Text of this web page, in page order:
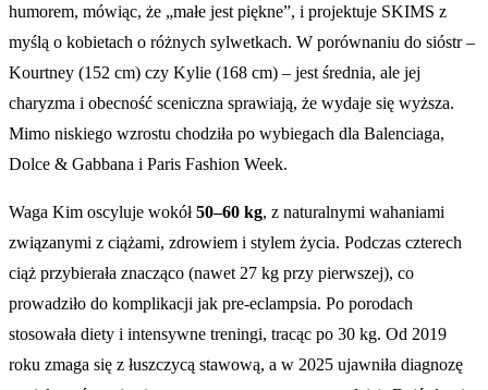
humorem, mówiąc, że „małe jest piękne”, i projektuje SKIMS z
myślą o kobietach o różnych sylwetkach. W porównaniu do sióstr –
Kourtney (152 cm) czy Kylie (168 cm) – jest średnia, ale jej
charyzma i obecność sceniczna sprawiają, że wydaje się wyższa.
Mimo niskiego wzrostu chodziła po wybiegach dla Balenciaga,
Dolce & Gabbana i Paris Fashion Week.
Waga Kim oscyluje wokół50–60 kg, z naturalnymi wahaniami
związanymi z ciążami, zdrowiem i stylem życia. Podczas czterech
ciąż przybierała znacząco (nawet 27 kg przy pierwszej), co
prowadziło do komplikacji jak pre-eclampsia. Po porodach
stosowała diety i intensywne treningi, tracąc po 30 kg. Od 2019
roku zmaga się z łuszczycą stawową, a w 2025 ujawniła diagnozę